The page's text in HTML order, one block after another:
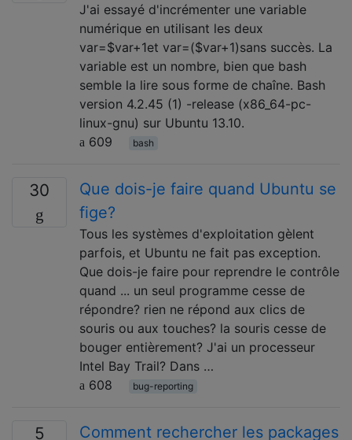
J'ai essayé d'incrémenter une variable
numérique en utilisant les deux
var=$var+1et var=($var+1)sans succès. La
variable est un nombre, bien que bash
semble la lire sous forme de chaîne. Bash
version 4.2.45 (1) -release (x86_64-pc-
linux-gnu) sur Ubuntu 13.10.
609
bash
30
Que dois-je faire quand Ubuntu se
fige?
Tous les systèmes d'exploitation gèlent
parfois, et Ubuntu ne fait pas exception.
Que dois-je faire pour reprendre le contrôle
quand ... un seul programme cesse de
répondre? rien ne répond aux clics de
souris ou aux touches? la souris cesse de
bouger entièrement? J'ai un processeur
Intel Bay Trail? Dans …
608
bug-reporting
5 Comment rechercher les packages